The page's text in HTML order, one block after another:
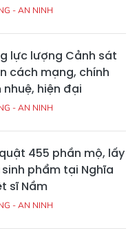
- AN NINH
lực lượng Cảnh sát
cách mạng, chính
nhuệ, hiện đại
- AN NINH
455 phần mộ, lấy
sinh phẩm tại Nghĩa
sĩ Nầm
- AN NINH